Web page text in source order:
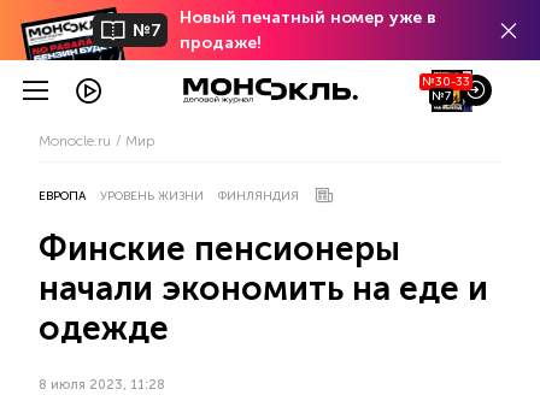
№7
Новый печатный номер уже в
продаже!
№30-33
№7
Monocle.ru Мир
ЕВРОПА УРОВЕНЬ ЖИЗНИ ФИНЛЯНДИЯ
Финские пенсионеры
начали экономить на еде и
одежде
8 июля 2023, 11:28